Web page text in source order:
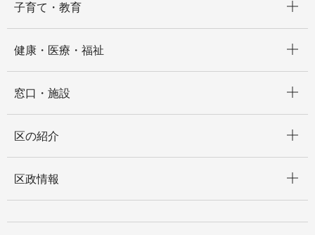
子育て・教育
健康・医療・福祉
窓口・施設
区の紹介
区政情報